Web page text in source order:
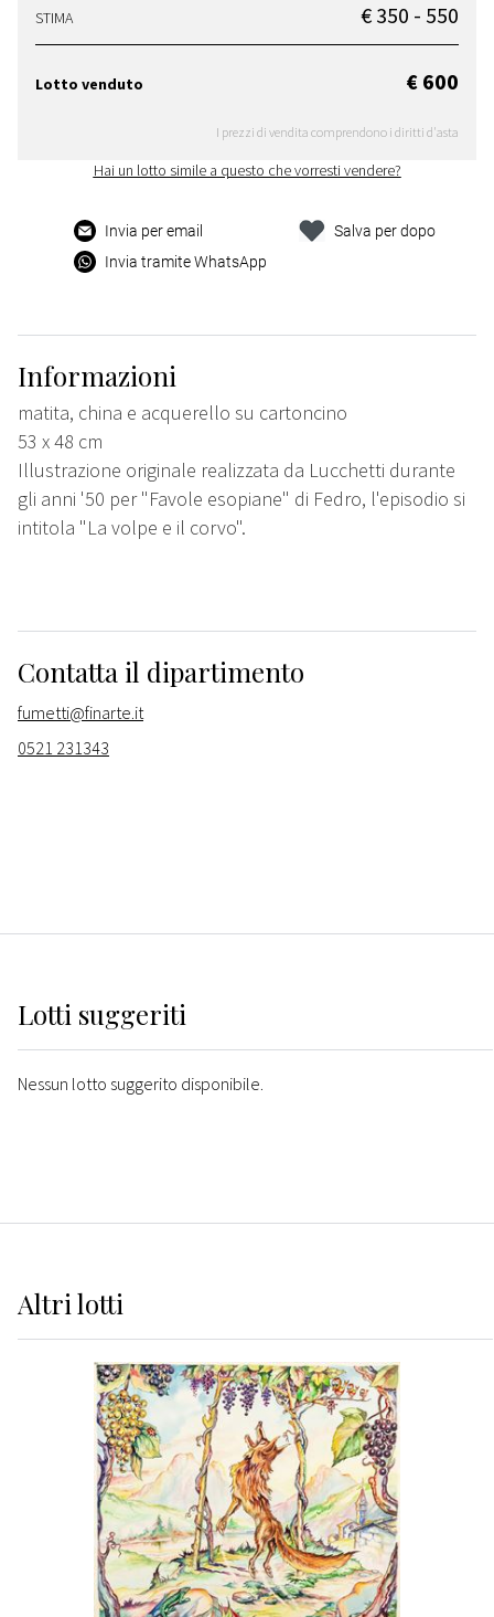
STIMA € 350 - 550
Lotto venduto € 600
I prezzi di vendita comprendono i diritti d'asta
Hai un lotto simile a questo che vorresti vendere?
Invia per email
Invia tramite WhatsApp
Salva per dopo
Informazioni
matita, china e acquerello su cartoncino
53 x 48 cm
Illustrazione originale realizzata da Lucchetti durante
gli anni '50 per "Favole esopiane" di Fedro, l'episodio si
intitola "La volpe e il corvo".
Contatta il dipartimento
fumetti@finarte.it
0521 231343
Lotti suggeriti
Nessun lotto suggerito disponibile.
Altrilotti